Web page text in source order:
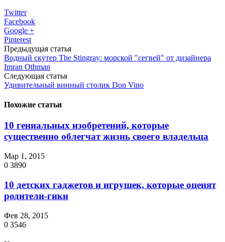
Twitter
Facebook
Google +
Pinterest
Предыдущая статья
Водный скутер The Stingray: морской "сегвей" от дизайнера
Imran Othman
Следующая статья
Удивительный винный столик Don Vino
Похожие статьи
10 гениальных изобретений, которые
существенно облегчат жизнь своего владельца
Мар 1, 2015
0 3890
10 детских гаджетов и игрушек, которые оценят
родители-гики
Фев 28, 2015
0 3546